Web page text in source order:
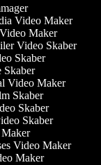
Video Maker
Video Maker
Video Skaber
Skaber
Skaber
Video Maker
Skaber
Skaber
Skaber
Maker
Video Maker
Maker